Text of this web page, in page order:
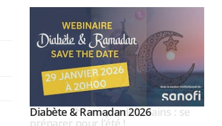
Youtube
Diabète & Ramadan 2026Youtube